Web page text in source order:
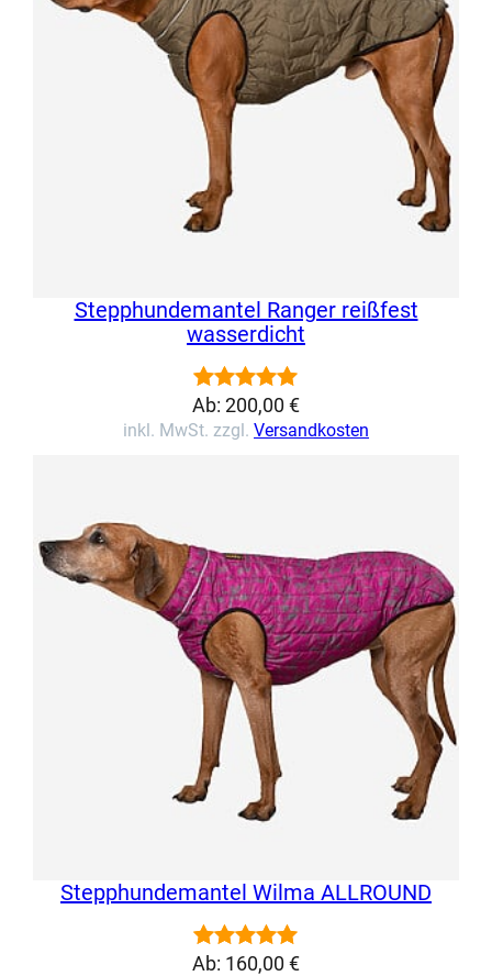
Stepphundemantel Ranger reißfest
wasserdicht
Bewertet
mit5.00
2
Kundenbewertungen
Ab: 200,00 €
inkl. MwSt. zzgl. Versandkosten
Stepphundemantel Wilma ALLROUND
Bewertet
1
Ab: 160,00 €